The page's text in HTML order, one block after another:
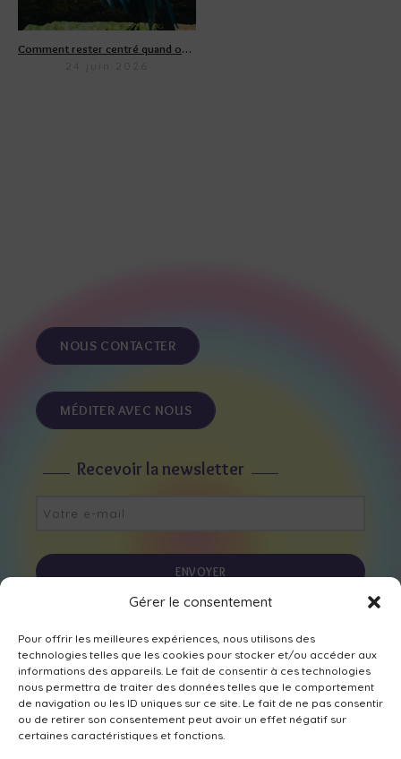
Gérer le consentement
Pour offrir les meilleures expériences, nous utilisons des
technologies telles que les cookies pour stocker et/ou accéder aux
informations des appareils. Le fait de consentir à ces technologies
nous permettra de traiter des données telles que le comportement
de navigation ou les ID uniques sur ce site. Le fait de ne pas consentir
ou de retirer son consentement peut avoir un effet négatif sur
certaines caractéristiques et fonctions.
Comment rester centré quand on parle de politique ?
NOUS CONTACTER
MÉDITER AVEC NOUS
Recevoir la newsletter